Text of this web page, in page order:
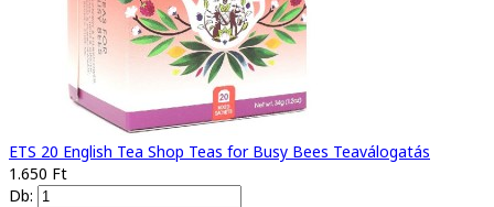
ETS 20 English Tea Shop Teas for Busy Bees Teaválogatás
1.650 Ft
Db: